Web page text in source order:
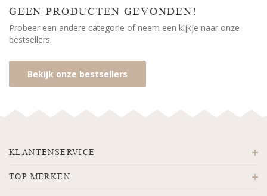
GEEN PRODUCTEN GEVONDEN!
Probeer een andere categorie of neem een kijkje naar onze
bestsellers.
Bekijk onze bestsellers
KLANTENSERVICE
TOP MERKEN